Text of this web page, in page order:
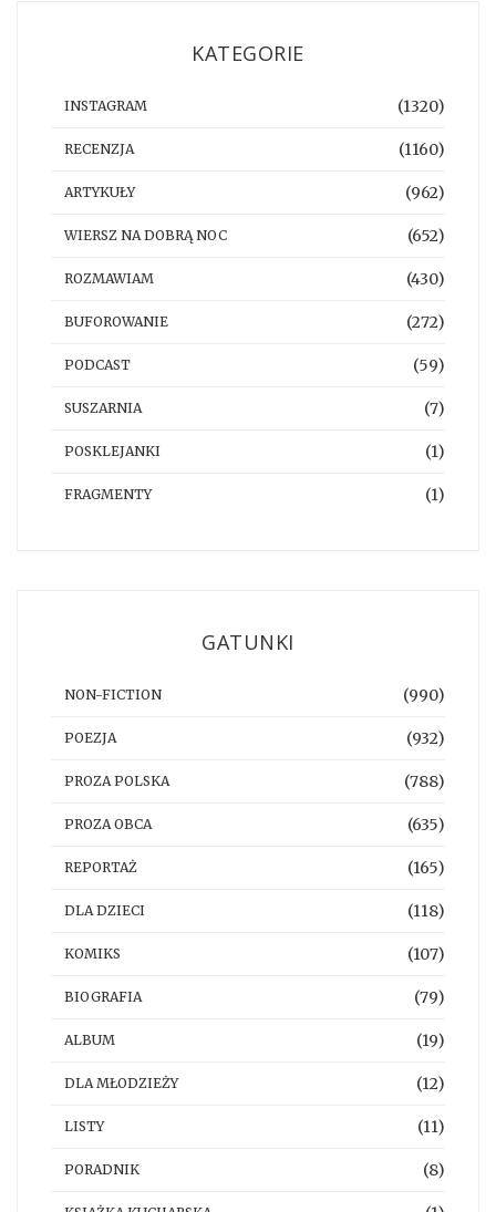
KATEGORIE
INSTAGRAM (1320)
RECENZJA (1160)
ARTYKUŁY (962)
WIERSZ NA DOBRĄ NOC (652)
ROZMAWIAM (430)
BUFOROWANIE (272)
PODCAST (59)
SUSZARNIA (7)
POSKLEJANKI (1)
FRAGMENTY (1)
GATUNKI
NON-FICTION (990)
POEZJA (932)
PROZA POLSKA (788)
PROZA OBCA (635)
REPORTAŻ (165)
DLA DZIECI (118)
KOMIKS (107)
BIOGRAFIA (79)
ALBUM (19)
DLA MŁODZIEŻY (12)
LISTY (11)
PORADNIK (8)